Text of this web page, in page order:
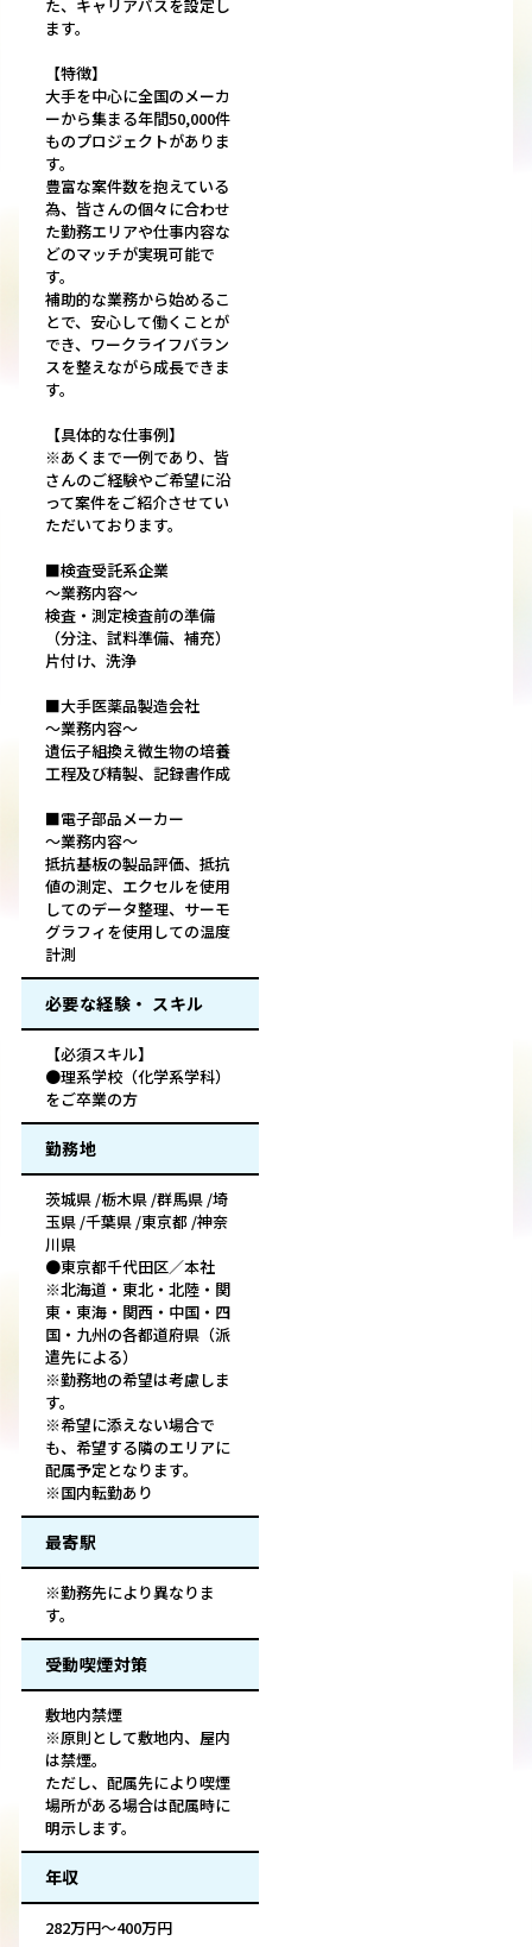
た、キャリアパスを設定し
ます。
【特徴】
大手を中心に全国のメーカ
ーから集まる年間50,000件
ものプロジェクトがありま
す。
豊富な案件数を抱えている
為、皆さんの個々に合わせ
た勤務エリアや仕事内容な
どのマッチが実現可能で
す。
補助的な業務から始めるこ
とで、安心して働くことが
でき、ワークライフバラン
スを整えながら成長できま
す。
【具体的な仕事例】
※あくまで一例であり、皆
さんのご経験やご希望に沿
って案件をご紹介させてい
ただいております。
■検査受託系企業
～業務内容～
検査・測定検査前の準備
（分注、試料準備、補充）
片付け、洗浄
■大手医薬品製造会社
～業務内容～
遺伝子組換え微生物の培養
工程及び精製、記録書作成
■電子部品メーカー
～業務内容～
抵抗基板の製品評価、抵抗
値の測定、エクセルを使用
してのデータ整理、サーモ
グラフィを使用しての温度
計測
必要な経験・ スキル
【必須スキル】
●理系学校（化学系学科）
をご卒業の方
勤務地
茨城県 /栃木県 /群馬県 /埼
玉県 /千葉県 /東京都 /神奈
川県
●東京都千代田区／本社
※北海道・東北・北陸・関
東・東海・関西・中国・四
国・九州の各都道府県（派
遣先による）
※勤務地の希望は考慮しま
す。
※希望に添えない場合で
も、希望する隣のエリアに
配属予定となります。
※国内転勤あり
最寄駅
※勤務先により異なりま
す。
受動喫煙対策
敷地内禁煙
※原則として敷地内、屋内
は禁煙。
ただし、配属先により喫煙
場所がある場合は配属時に
明示します。
年収
282万円～400万円